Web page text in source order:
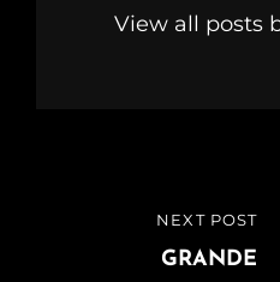
View all posts
Navigazione
NEXT POST
GRANDE